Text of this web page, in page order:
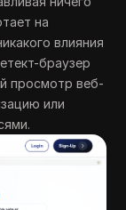
на
влияния
браузер
просмотр веб-
или